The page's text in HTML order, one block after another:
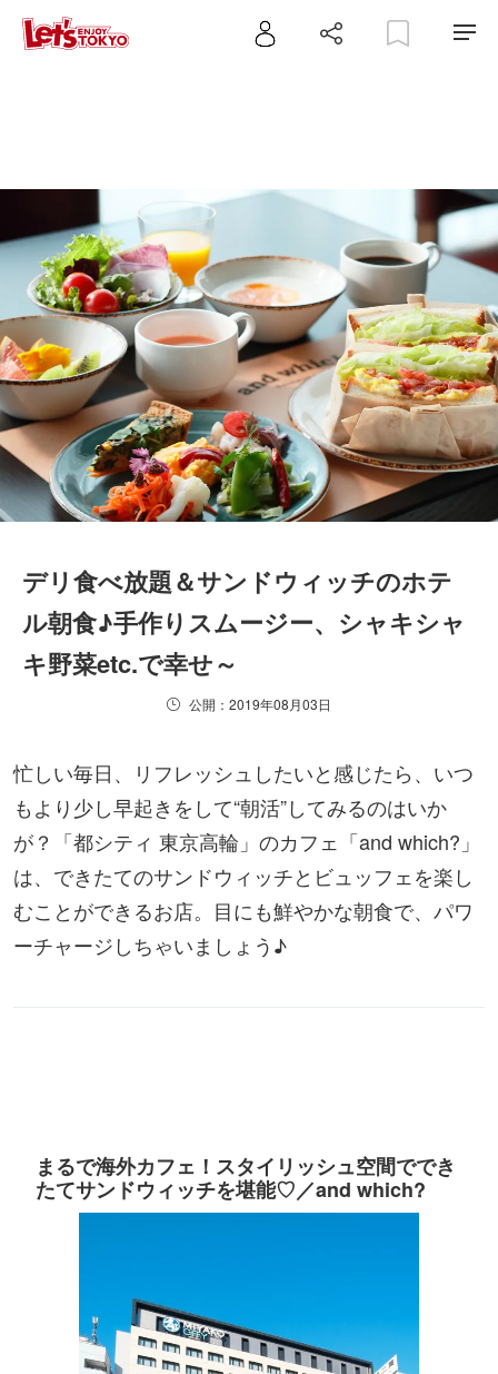
デリ食べ放題＆サンドウィッチのホテ
ル朝食♪手作りスムージー、シャキシャ
キ野菜etc.で幸せ～
公開：2019年08月03日
忙しい毎日、リフレッシュしたいと感じたら、いつ
もより少し早起きをして“朝活”してみるのはいか
が？「都シティ 東京高輪」のカフェ「and which?」
は、できたてのサンドウィッチとビュッフェを楽し
むことができるお店。目にも鮮やかな朝食で、パワ
ーチャージしちゃいましょう♪
まるで海外カフェ！スタイリッシュ空間ででき
たてサンドウィッチを堪能♡／and which?